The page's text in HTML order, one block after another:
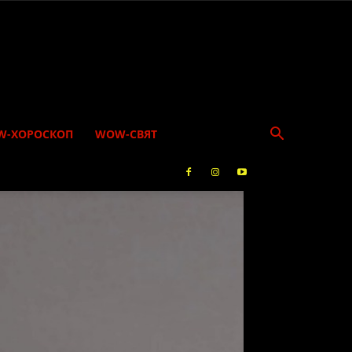
ХОРОСКОП WOW-СВЯТ